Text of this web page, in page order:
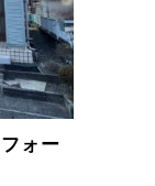
ォー